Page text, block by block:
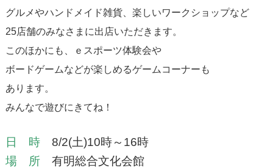
グルメやハンドメイド雑貨、楽しいワークショップなど
25店舗のみなさまに出店いただきます。
このほかにも、ｅスポーツ体験会や
ボードゲームなどが楽しめるゲームコーナーも
あります。
みんなで遊びにきてね！
日 時8/2(土)10時～16時
場 所有明総合文化会館